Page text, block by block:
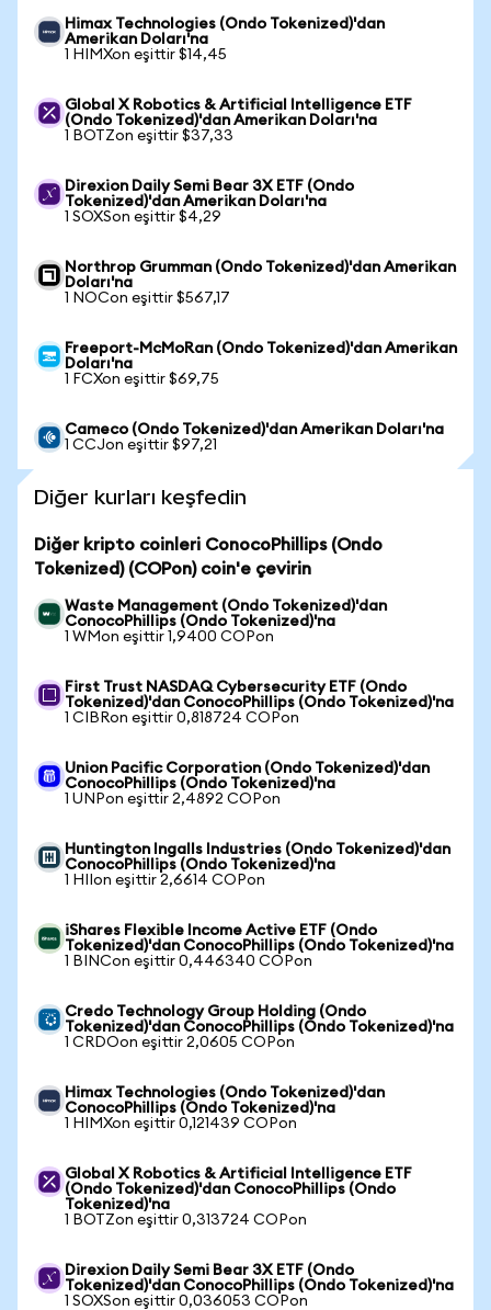
Himax Technologies (Ondo Tokenized)'dan
Amerikan Doları'na
1 HIMXon eşittir $14,45
Global X Robotics & Artificial Intelligence ETF
(Ondo Tokenized)'dan Amerikan Doları'na
1 BOTZon eşittir $37,33
Direxion Daily Semi Bear 3X ETF (Ondo
Tokenized)'dan Amerikan Doları'na
1 SOXSon eşittir $4,29
Northrop Grumman (Ondo Tokenized)'dan Amerikan
Doları'na
1 NOCon eşittir $567,17
Freeport-McMoRan (Ondo Tokenized)'dan Amerikan
Doları'na
1 FCXon eşittir $69,75
Cameco (Ondo Tokenized)'dan Amerikan Doları'na
1 CCJon eşittir $97,21
Diğer kurları keşfedin
Diğer kripto coinleri ConocoPhillips (Ondo
Tokenized) (COPon) coin'e çevirin
Waste Management (Ondo Tokenized)'dan
ConocoPhillips (Ondo Tokenized)'na
1 WMon eşittir 1,9400 COPon
First Trust NASDAQ Cybersecurity ETF (Ondo
Tokenized)'dan ConocoPhillips (Ondo Tokenized)'na
1 CIBRon eşittir 0,818724 COPon
Union Pacific Corporation (Ondo Tokenized)'dan
ConocoPhillips (Ondo Tokenized)'na
1 UNPon eşittir 2,4892 COPon
Huntington Ingalls Industries (Ondo Tokenized)'dan
ConocoPhillips (Ondo Tokenized)'na
1 HIIon eşittir 2,6614 COPon
iShares Flexible Income Active ETF (Ondo
Tokenized)'dan ConocoPhillips (Ondo Tokenized)'na
1 BINCon eşittir 0,446340 COPon
Credo Technology Group Holding (Ondo
Tokenized)'dan ConocoPhillips (Ondo Tokenized)'na
1 CRDOon eşittir 2,0605 COPon
Himax Technologies (Ondo Tokenized)'dan
ConocoPhillips (Ondo Tokenized)'na
1 HIMXon eşittir 0,121439 COPon
Global X Robotics & Artificial Intelligence ETF
(Ondo Tokenized)'dan ConocoPhillips (Ondo
Tokenized)'na
1 BOTZon eşittir 0,313724 COPon
Direxion Daily Semi Bear 3X ETF (Ondo
Tokenized)'dan ConocoPhillips (Ondo Tokenized)'na
1 SOXSon eşittir 0,036053 COPon